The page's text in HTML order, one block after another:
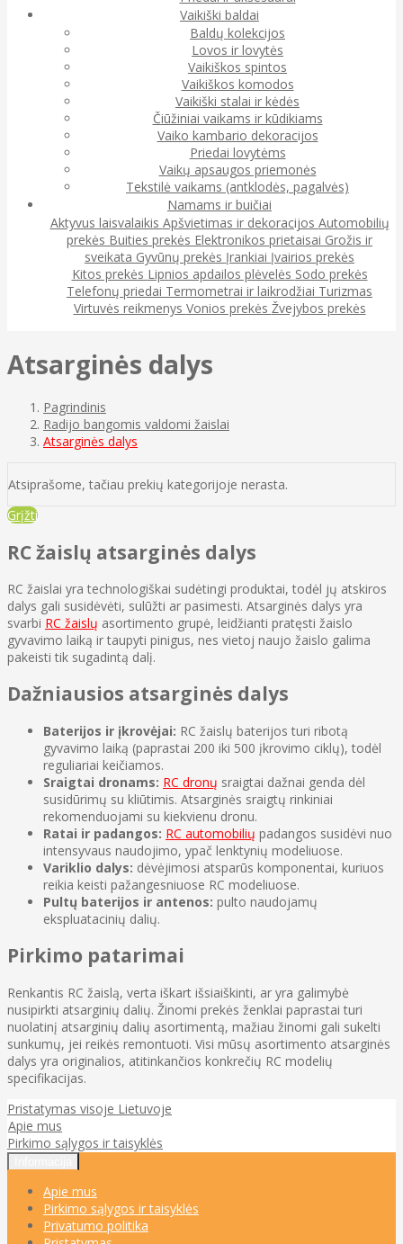
Vaikiški baldai
Baldų kolekcijos
Lovos ir lovytės
Vaikiškos spintos
Vaikiškos komodos
Vaikiški stalai ir kėdės
Čiūžiniai vaikams ir kūdikiams
Vaiko kambario dekoracijos
Priedai lovytėms
Vaikų apsaugos priemonės
Tekstilė vaikams (antklodės, pagalvės)
Namams ir buičiai
Aktyvus laisvalaikis Apšvietimas ir dekoracijos Automobilių
prekės Buities prekės Elektronikos prietaisai Grožis ir
sveikata Gyvūnų prekės Įrankiai Įvairios prekės
Kitos prekės Lipnios apdailos plėvelės Sodo prekės
Telefonų priedai Termometrai ir laikrodžiai Turizmas
Virtuvės reikmenys Vonios prekės Žvejybos prekės
Atsarginės dalys
Pagrindinis
Radijo bangomis valdomi žaislai
Atsarginės dalys
Atsiprašome, tačiau prekių kategorijoje nerasta.
Grįžti
RC žaislų atsarginės dalys
RC žaislai yra technologiškai sudėtingi produktai, todėl jų atskiros
dalys gali susidėvėti, sulūžti ar pasimesti. Atsarginės dalys yra
svarbi RC žaislų asortimento grupė, leidžianti pratęsti žaislo
gyvavimo laiką ir taupyti pinigus, nes vietoj naujo žaislo galima
pakeisti tik sugadintą dalį.
Dažniausios atsarginės dalys
Baterijos ir įkrovėjai: RC žaislų baterijos turi ribotą
gyvavimo laiką (paprastai 200 iki 500 įkrovimo ciklų), todėl
reguliariai keičiamos.
Sraigtai dronams: RC dronų sraigtai dažnai genda dėl
susidūrimų su kliūtimis. Atsarginės sraigtų rinkiniai
rekomenduojami su kiekvienu dronu.
Ratai ir padangos: RC automobilių padangos susidėvi nuo
intensyvaus naudojimo, ypač lenktynių modeliuose.
Variklio dalys: dėvėjimosi atsparūs komponentai, kuriuos
reikia keisti pažangesniuose RC modeliuose.
Pultų baterijos ir antenos: pulto naudojamų
ekspluatacinių dalių.
Pirkimo patarimai
Renkantis RC žaislą, verta iškart išsiaiškinti, ar yra galimybė
nusipirkti atsarginių dalių. Žinomi prekės ženklai paprastai turi
nuolatinį atsarginių dalių asortimentą, mažiau žinomi gali sukelti
sunkumų, jei reikės remontuoti. Visi mūsų asortimento atsarginės
dalys yra originalios, atitinkančios konkrečių RC modelių
specifikacijas.
Pristatymas visoje Lietuvoje
Apie mus
Pirkimo sąlygos ir taisyklės
Apie mus
Pirkimo sąlygos ir taisyklės
Privatumo politika